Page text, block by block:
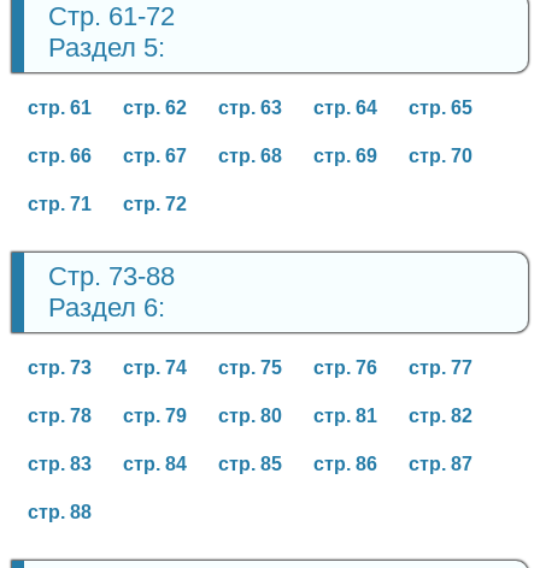
Стр. 61-72
Раздел 5:
стр. 61 стр. 62 стр. 63 стр. 64 стр. 65
стр. 66 стр. 67 стр. 68 стр. 69 стр. 70
стр. 71 стр. 72
Стр. 73-88
Раздел 6:
стр. 73 стр. 74 стр. 75 стр. 76 стр. 77
стр. 78 стр. 79 стр. 80 стр. 81 стр. 82
стр. 83 стр. 84 стр. 85 стр. 86 стр. 87
стр. 88